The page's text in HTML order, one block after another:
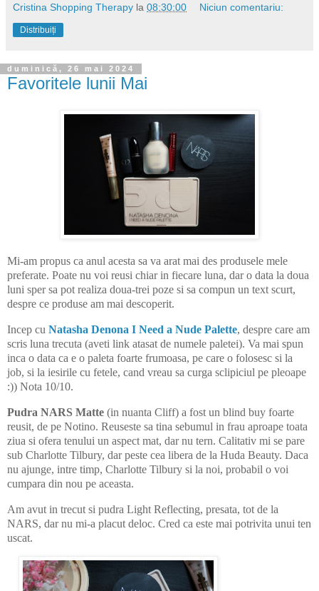
Cristina Shopping Therapy la 08:30:00 Niciun comentariu:
Distribuiți
duminică, 26 mai 2024
Favoritele lunii Mai
Mi-am propus ca anul acesta sa va arat mai des produsele mele
preferate. Poate nu voi reusi chiar in fiecare luna, dar o data la doua
luni sper sa pot realiza doua-trei poze si sa compun un text scurt,
despre ce produse am mai descoperit.
Incep cu Natasha Denona I Need a Nude Palette, despre care am
scris luna trecuta (aveti link atasat de numele paletei). Va mai spun
inca o data ca e o paleta foarte frumoasa, pe care o folosesc si la
job, si la iesirile cu fetele, cand vreau sa curga sclipiciul pe pleoape
:)) Nota 10/10.
Pudra NARS Matte (in nuanta Cliff) a fost un blind buy foarte
reusit, de pe Notino. Reuseste sa tina sebumul in frau aproape toata
ziua si ofera tenului un aspect mat, dar nu tern. Calitativ mi se pare
sub Charlotte Tilbury, dar peste cea libera de la Huda Beauty. Daca
nu ajunge, intre timp, Charlotte Tilbury si la noi, probabil o voi
cumpara din nou pe aceasta.
Am avut in trecut si pudra Light Reflecting, presata, tot de la
NARS, dar nu mi-a placut deloc. Cred ca este mai potrivita unui ten
uscat.